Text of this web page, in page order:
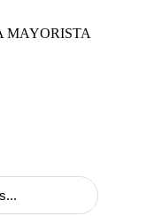
MAYORISTA